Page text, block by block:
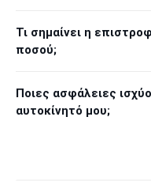
Τι σημαίνει η
ποσού;
Ποιες ασφάλειες
αυτοκίνητό μου;